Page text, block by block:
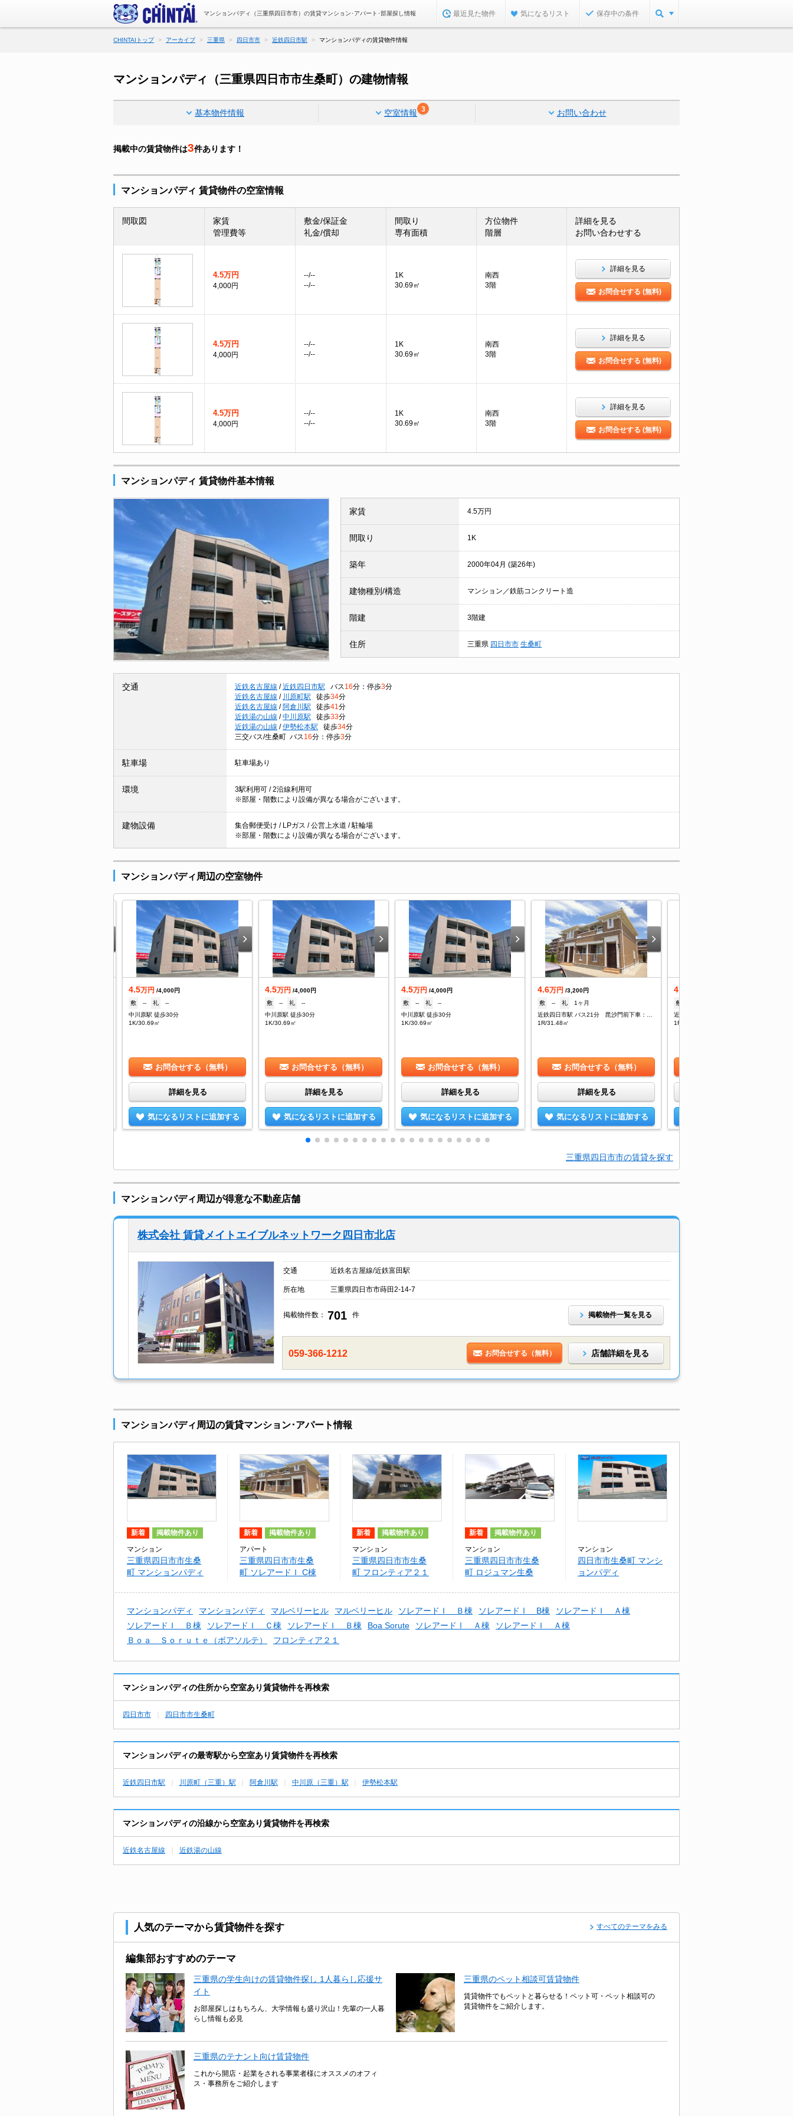
マンションパディ（三重県四日市市）の賃貸マンション･アパート･部屋探し情報 最近見た物件 気になるリスト 保存中の条件
CHINTAIトップ アーカイブ 三重県 四日市市 近鉄四日市駅 マンションパディの賃貸物件情報
マンションパディ（三重県四日市市生桑町）の建物情報
基本物件情報 空室情報 3 お問い合わせ
掲載中の賃貸物件は3件あります！
マンションパディ 賃貸物件の空室情報
間取図
家賃
管理費等
敷金/保証金
礼金/償却
間取り
専有面積
方位物件
階層
詳細を見る
お問い合わせする
4.5万円
4,000円
--/--
--/--
1K
30.69㎡
南西
3階
詳細を見る
お問合せする (無料)
4.5万円
4,000円
--/--
--/--
1K
30.69㎡
南西
3階
詳細を見る
お問合せする (無料)
4.5万円
4,000円
--/--
--/--
1K
30.69㎡
南西
3階
詳細を見る
お問合せする (無料)
マンションパディ 賃貸物件基本情報
家賃 4.5万円
間取り 1K
築年 2000年04月 (築26年)
建物種別/構造 マンション／鉄筋コンクリート造
階建 3階建
住所 三重県 四日市市 生桑町
交通 近鉄名古屋線 / 近鉄四日市駅 バス 16分：停歩3分
近鉄名古屋線 / 川原町駅 徒歩34分
近鉄名古屋線 / 阿倉川駅 徒歩41 分
近鉄湯の山線 / 中川原駅 徒歩33分
近鉄湯の山線 / 伊勢松本駅 徒歩34分
三交バス/生桑町 バス 16分：停歩3分
駐車場 駐車場あり
環境
3駅利用可 / 2沿線利用可
※部屋・階数により設備が異なる場合がございます。
建物設備
集合郵便受け / LPガス / 公営上水道 / 駐輪場
※部屋・階数により設備が異なる場合がございます。
マンションパディ周辺の空室物件
4.5万円 /4,000円
敷
-- 礼
--
中川原駅 徒歩30分
1K/30.69㎡
お問合せする（無料）
詳細を見る
気になるリストに追加する
4.5万円 /4,000円
敷
-- 礼
--
中川原駅 徒歩30分
1K/30.69㎡
お問合せする（無料）
詳細を見る
気になるリストに追加する
4.5万円 /4,000円
敷
-- 礼
--
中川原駅 徒歩30分
1K/30.69㎡
お問合せする（無料）
詳細を見る
気になるリストに追加する
4.6万円 /3,200円
敷
-- 礼
1ヶ月
近鉄四日市駅 バス21分 毘沙門前下車：停歩5分
1R/31.48㎡
お問合せする（無料）
詳細を見る
気になるリストに追加する
4.6
敷
1R/31.48㎡
三重県四日市市の賃貸を探す
マンションパディ周辺が得意な不動産店舗
株式会社 賃貸メイトエイブルネットワーク四日市北店
交通 近鉄名古屋線/近鉄富田駅
所在地 三重県四日市市蒔田2-14-7
掲載物件数： 701 件 掲載物件一覧を見る
059-366-1212 お問合せする（無料） 店舗詳細を見る
マンションパディ周辺の賃貸マンション･アパート情報
新着 掲載物件あり
マンション
三重県四日市市生桑
町 マンションパディ
新着 掲載物件あり
アパート
三重県四日市市生桑
町 ソレアードＩ C棟
新着 掲載物件あり
マンション
三重県四日市市生桑
町 フロンティア２１
新着 掲載物件あり
マンション
三重県四日市市生桑
町 ロジュマン生桑
マンション
四日市市生桑町 マンシ
ョンパディ
マンションパディ マンションパディ マルベリーヒル マルベリーヒル ソレアードＩ Ｂ棟 ソレアードⅠ B棟
ソレアードＩ Ａ棟
ソレアードＩ Ｂ棟
ソレアードＩ Ｃ棟 ソレアードＩ Ｂ棟 Boa Sorute ソレアードⅠ Ａ棟
ソレアードＩ Ａ棟
Ｂｏａ Ｓｏｒｕｔｅ（ボアソルテ）
フロンティア２１
マンションパディの住所から空室あり賃貸物件を再検索
四日市市 四日市市生桑町
マンションパディの最寄駅から空室あり賃貸物件を再検索
近鉄四日市駅 川原町（三重）駅 阿倉川駅 中川原（三重）駅 伊勢松本駅
マンションパディの沿線から空室あり賃貸物件を再検索
近鉄名古屋線 近鉄湯の山線
人気のテーマから賃貸物件を探す すべてのテーマをみる
編集部おすすめのテーマ
三重県の学生向けの賃貸物件探し 1人暮らし応援サ
イト
お部屋探しはもちろん、大学情報も盛り沢山！先輩の一人暮
らし情報も必見
三重県のペット相談可賃貸物件
賃貸物件でもペットと暮らせる！ペット可・ペット相談可の
賃貸物件をご紹介します。
三重県のテナント向け賃貸物件
これから開店・起業をされる事業者様にオススメのオフィ
ス・事務所をご紹介します